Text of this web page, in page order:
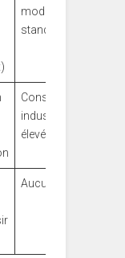
modèles
standards
Consommation
industrielle
élevée
Aucun à l’achat